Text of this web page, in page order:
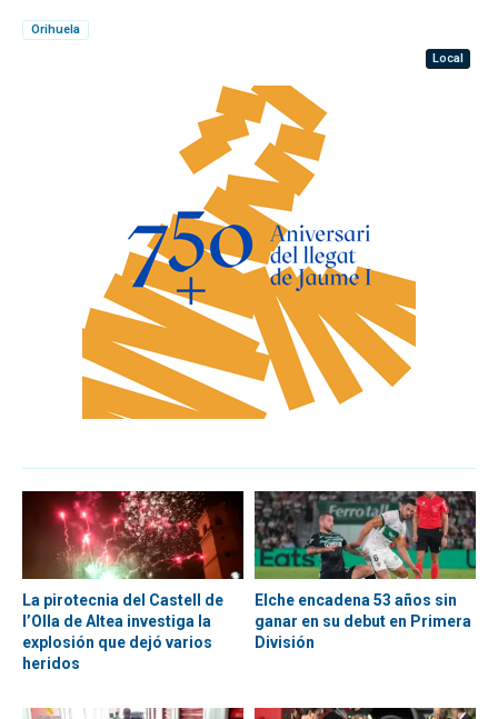
Orihuela
Local
La pirotecnia del Castell de
l’Olla de Altea investiga la
explosión que dejó varios
heridos
Elche encadena 53 años sin
ganar en su debut en Primera
División